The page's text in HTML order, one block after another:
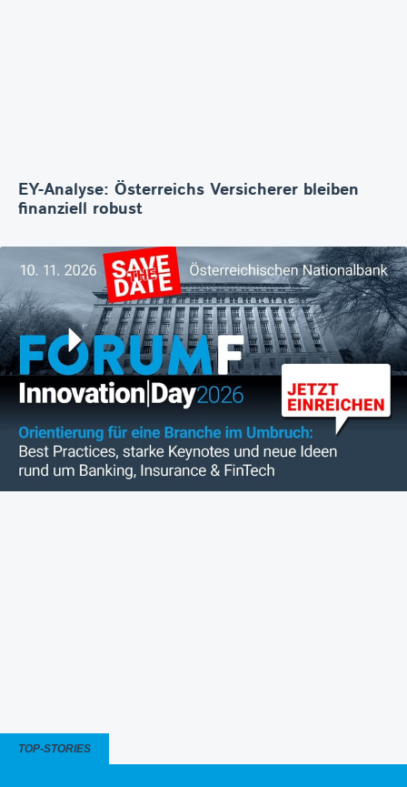
EY-Analyse: Österreichs Versicherer bleiben
finanziell robust
TOP-STORIES